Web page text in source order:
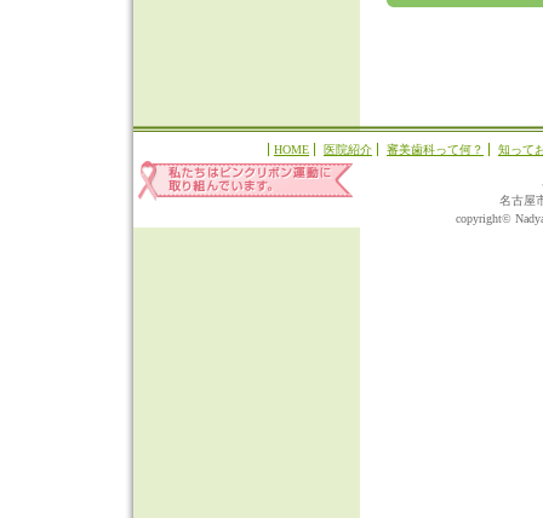
HOME 医院紹介 審美歯科って何？ 知って
名古屋
copyright©